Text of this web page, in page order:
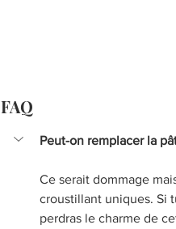
FAQ
Peut-on remplacer la
Ce serait dommage
croustillant uniques. Si
perdras le charme de